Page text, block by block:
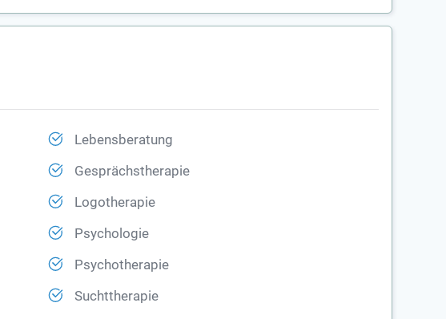
Lebensberatung
Gesprächstherapie
Logotherapie
Psychologie
Psychotherapie
Suchttherapie